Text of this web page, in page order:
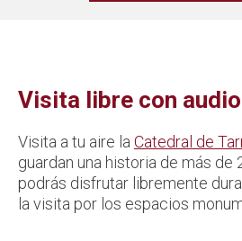
Visita libre con
Visita a tu aire la Catedral de
guardan una historia de más de
podrás disfrutar libremente
la visita por los espacios